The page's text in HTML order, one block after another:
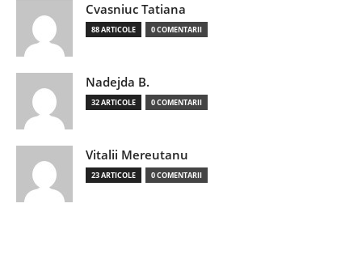
Cvasniuc Tatiana
88 ARTICOLE 0 COMENTARII
Nadejda B.
32 ARTICOLE 0 COMENTARII
Vitalii Mereutanu
23 ARTICOLE 0 COMENTARII